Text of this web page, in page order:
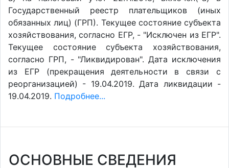
Государственный реестр плательщиков (иных
обязанных лиц) (ГРП). Текущее состояние субъекта
хозяйствования, согласно ЕГР, - "Исключен из ЕГР".
Текущее состояние субъекта хозяйствования,
согласно ГРП, - "Ликвидирован". Дата исключения
из ЕГР (прекращения деятельности в связи с
реорганизацией) - 19.04.2019. Дата ликвидации -
19.04.2019. Подробнее...
ОСНОВНЫЕ СВЕДЕНИЯ